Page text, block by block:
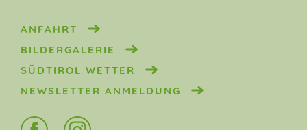
ANFAHRT
BILDERGALERIE
SÜDTIROL WETTER
NEWSLETTER ANMELDUNG